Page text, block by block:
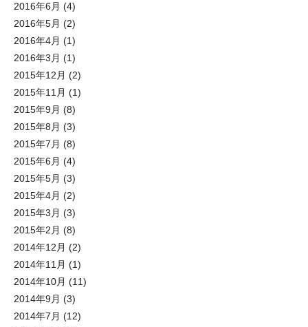
2016年6月 (4)
2016年5月 (2)
2016年4月 (1)
2016年3月 (1)
2015年12月 (2)
2015年11月 (1)
2015年9月 (8)
2015年8月 (3)
2015年7月 (8)
2015年6月 (4)
2015年5月 (3)
2015年4月 (2)
2015年3月 (3)
2015年2月 (8)
2014年12月 (2)
2014年11月 (1)
2014年10月 (11)
2014年9月 (3)
2014年7月 (12)